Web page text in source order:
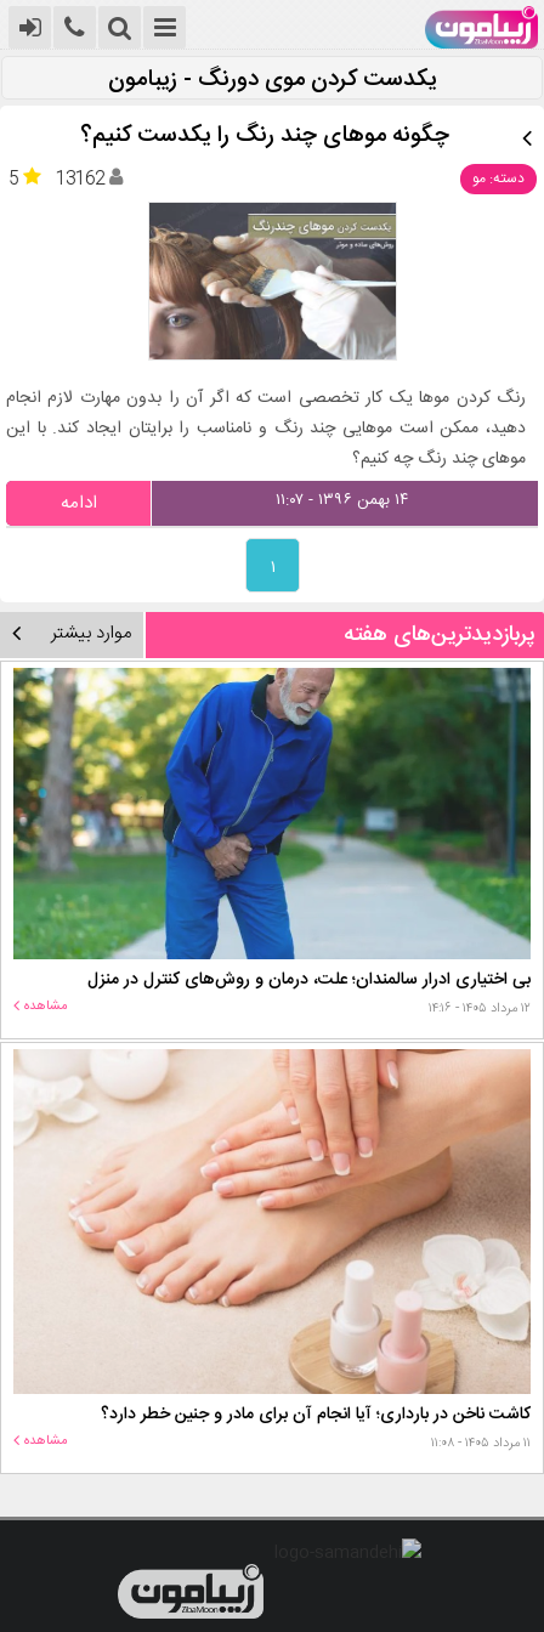
یکدست کردن موی دورنگ - زیبامون
چگونه موهای چند رنگ را یکدست کنیم؟
دسته: مو 5 13162
رنگ کردن موها یک کار تخصصی است که اگر آن را بدون مهارت لازم انجام
دهید، ممکن است موهایی چند رنگ و نامناسب را برایتان ایجاد کند. با این
موهای چند رنگ چه کنیم؟
۱۴ بهمن ۱۳۹۶ - ۱۱:۰۷ ادامه
۱
پربازدیدترین‌های هفته موارد بیشتر
بی اختیاری ادرار سالمندان؛ علت، درمان و روش‌های کنترل در منزل
۱۲ مرداد ۱۴۰۵ - ۱۴:۱۶ مشاهده
کاشت ناخن در بارداری؛ آیا انجام آن برای مادر و جنین خطر دارد؟
۱۱ مرداد ۱۴۰۵ - ۱۱:۰۸ مشاهده